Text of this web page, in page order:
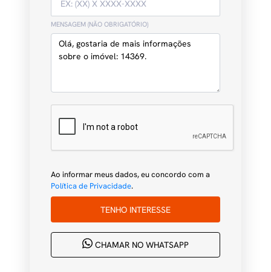
MENSAGEM (NÃO OBRIGATÓRIO)
Ao informar meus dados, eu concordo com a
Política de Privacidade.
TENHO INTERESSE
CHAMAR NO WHATSAPP